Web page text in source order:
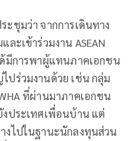
ชุมว่า จากการเดินทาง
ะเข้าร่วมงาน ASEAN
มีการพาผู้แทนภาคเอกชน
ปร่วมงานด้วย เช่น กลุ่ม
ที่ผ่านมาภาคเอกชน
งประเทศเพื่อนบ้าน แต่
งไปในฐานะนักลงทุนส่วน